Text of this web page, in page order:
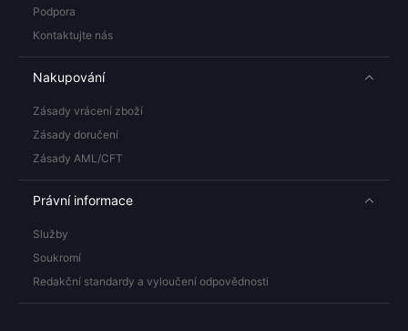
Podpora
Kontaktujte nás
Nakupování
Zásady vrácení zboží
Zásady doručení
Zásady AML/CFT
Právní informace
Služby
Soukromí
Redakční standardy a vyloučení odpovědnosti